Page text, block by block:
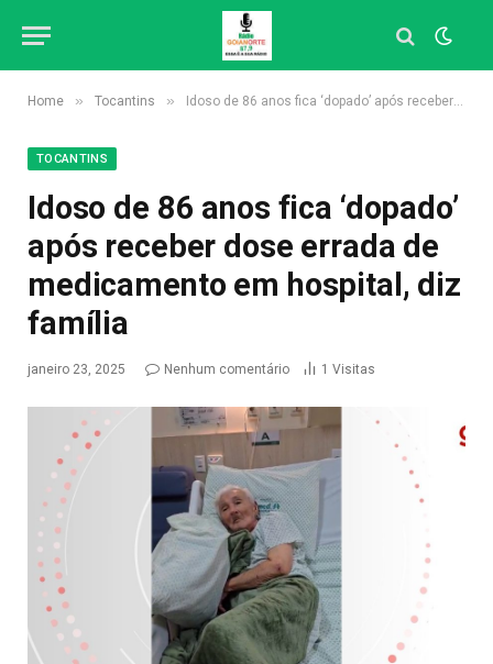
Home » Tocantins » Idoso de 86 anos fica ‘dopado’ após receber dose errada de medicamento em hospital, diz família
TOCANTINS
Idoso de 86 anos fica ‘dopado’
após receber dose errada de
medicamento em hospital, diz
família
janeiro 23, 2025 Nenhum comentário 1 Visitas